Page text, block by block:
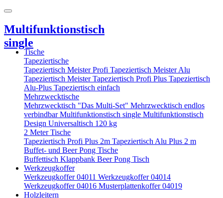
Multifunktionstisch
single
Tische
Tapeziertische
Tapeziertisch Meister Profi Tapeziertisch Meister Alu
Tapeziertisch MeisterTapeziertisch Profi Plus Tapeziertisch
Alu-Plus Tapeziertisch einfach
Mehrzwecktische
Mehrzwecktisch "Das Multi-Set" Mehrzwecktisch endlos
verbindbarMultifunktionstisch single Multifunktionstisch
Design Universaltisch 120 kg
2 Meter Tische
Tapeziertisch Profi Plus 2m Tapeziertisch Alu Plus 2 m
Buffet- und Beer Pong Tische
Buffettisch Klappbank Beer Pong Tisch
Werkzeugkoffer
Werkzeugkoffer 04011 Werkzeugkoffer 04014
Werkzeugkoffer 04016 Musterplattenkoffer 04019
Holzleitern